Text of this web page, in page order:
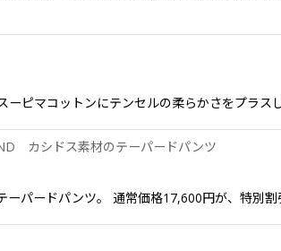
ピマコットンにテンセルの柔らかさをプラ
カシドス素材のテーパードパンツ
ードパンツ。 通常価格17,600円が、特別